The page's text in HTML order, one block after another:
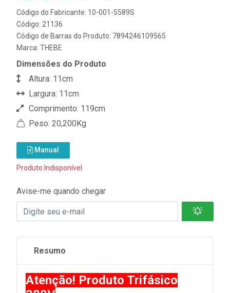
Código do Fabricante: 10-001-5589S
Código: 21136
Código de Barras do Produto: 7894246109565
Marca: THEBE
Dimensões do Produto
Altura: 11cm
Largura: 11cm
Comprimento: 119cm
Peso: 20,200Kg
Manual
Produto Indisponível
Avise-me quando chegar
Resumo
Atenção! Produto Trifásico